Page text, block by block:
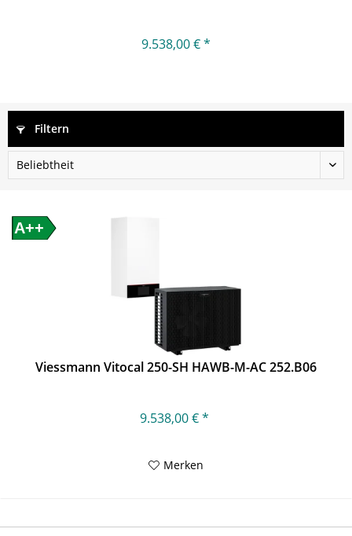
9.538,00 € *
Filtern
A++
Viessmann Vitocal 250-SH HAWB-M-AC 252.B06
9.538,00 € *
Merken